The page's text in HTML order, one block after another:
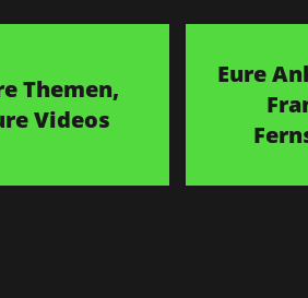
Themen,
Videos
Eure